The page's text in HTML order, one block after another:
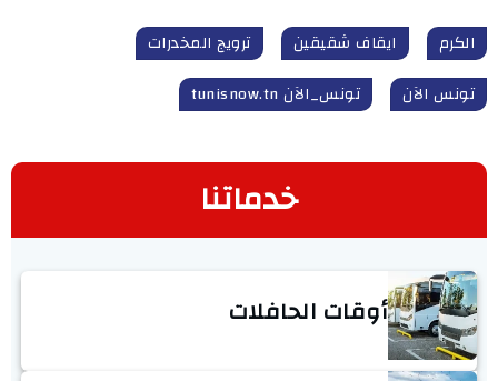
الكرم ايقاف شقيقين
ترويج المخدرات
تونس الآن
تونس_الآن tunisnow.tn
خدماتنا
أوقات الحافلات